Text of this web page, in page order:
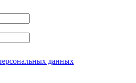
данных